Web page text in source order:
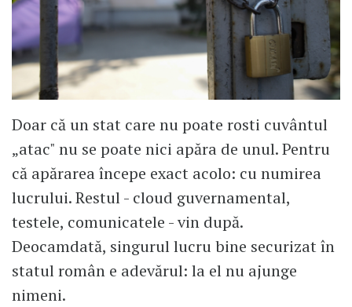
Doar că un stat care nu poate rosti cuvântul
„atac" nu se poate nici apăra de unul. Pentru
că apărarea începe exact acolo: cu numirea
lucrului. Restul - cloud guvernamental,
testele, comunicatele - vin după.
Deocamdată, singurul lucru bine securizat în
statul român e adevărul: la el nu ajunge
nimeni.